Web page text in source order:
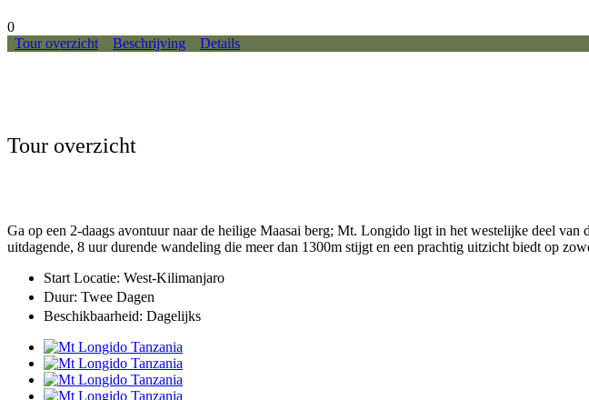
0
Tour overzicht
Beschrijving Details
Tour overzicht
Ga op een 2-daags avontuur naar de heilige Maasai berg; Mt. Longido ligt in het westelijke deel
uitdagende, 8 uur durende wandeling die meer dan 1300m stijgt en een prachtig uitzicht biedt op
Start Locatie: West-Kilimanjaro
Duur: Twee Dagen
Beschikbaarheid: Dagelijks